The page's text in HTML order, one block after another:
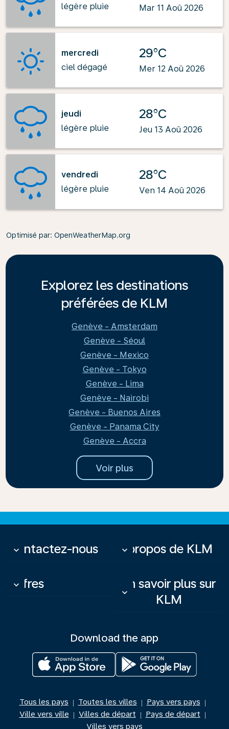
légère pluie
Mar 11 Aoû 2026
mercredi
ciel dégagé
29°C
Mer 12 Aoû 2026
jeudi
légère pluie
28°C
Jeu 13 Aoû 2026
vendredi
légère pluie
28°C
Ven 14 Aoû 2026
Optimisé par: OpenWeatherMap.org
Explorez les destinations
préférées de KLM
Genève - Amsterdam
Genève - Séoul
Genève - Mexico
Genève - Tokyo
Genève - Lima
Genève - Nairobi
Genève - Buenos Aires
Genève - Panama City
Genève - Accra
Voir plus
Contactez-nous
keyboard_arrow_down À propos de KLM
keyboard_arrow_down
Offres
keyboard_arrow_down
En savoir plus sur
KLM
keyboard_arrow_down
Download the app
Tous les pays | Toutes les villes | Pays vers pays |
Ville vers ville | Villes de départ | Pays de départ |
Villes vers pays